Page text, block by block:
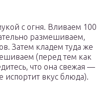
с огня. Вливаем 100
размешиваем,
Затем кладем туда же
(перед тем как
что она свежая —
испортит вкус блюда).